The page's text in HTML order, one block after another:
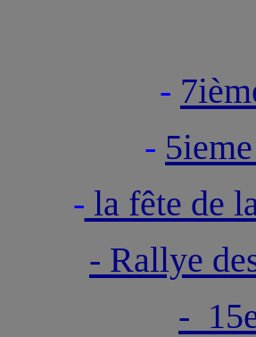
-
-
- la fête de
- Rallye
-